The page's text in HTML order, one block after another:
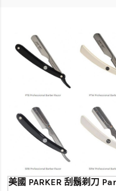
美國 PARKER 刮鬍剃刀